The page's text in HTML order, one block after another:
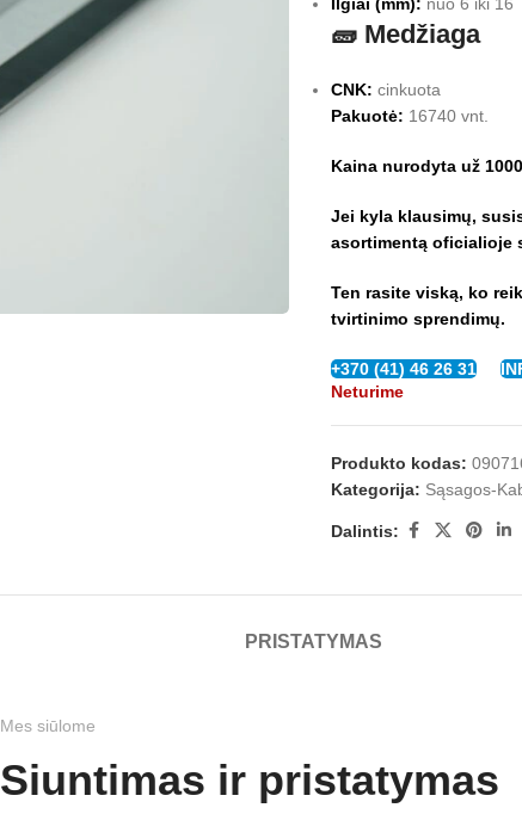
🧱 Medžiaga
CNK: cinkuota
Pakuotė: 16740 vnt.
Kaina nurodyta už
Jei kyla klausimų,
asortimentą oficialioje
Ten rasite viską, ko
tvirtinimo sprendimų.
+370 (41) 46 26 31
Neturime
Produkto kodas:
Kategorija: Sąsagos-
Dalintis:
PRISTATYMAS
Mes siūlome
Siuntimas ir pristatymas